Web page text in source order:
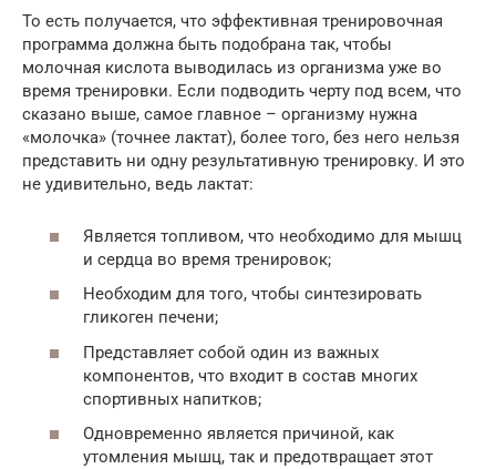
То есть получается, что эффективная тренировочная
программа должна быть подобрана так, чтобы
молочная кислота выводилась из организма уже во
время тренировки. Если подводить черту под всем, что
сказано выше, самое главное – организму нужна
«молочка» (точнее лактат), более того, без него нельзя
представить ни одну результативную тренировку. И это
не удивительно, ведь лактат:
Является топливом, что необходимо для мышц
и сердца во время тренировок;
Необходим для того, чтобы синтезировать
гликоген печени;
Представляет собой один из важных
компонентов, что входит в состав многих
спортивных напитков;
Одновременно является причиной, как
утомления мышц, так и предотвращает этот